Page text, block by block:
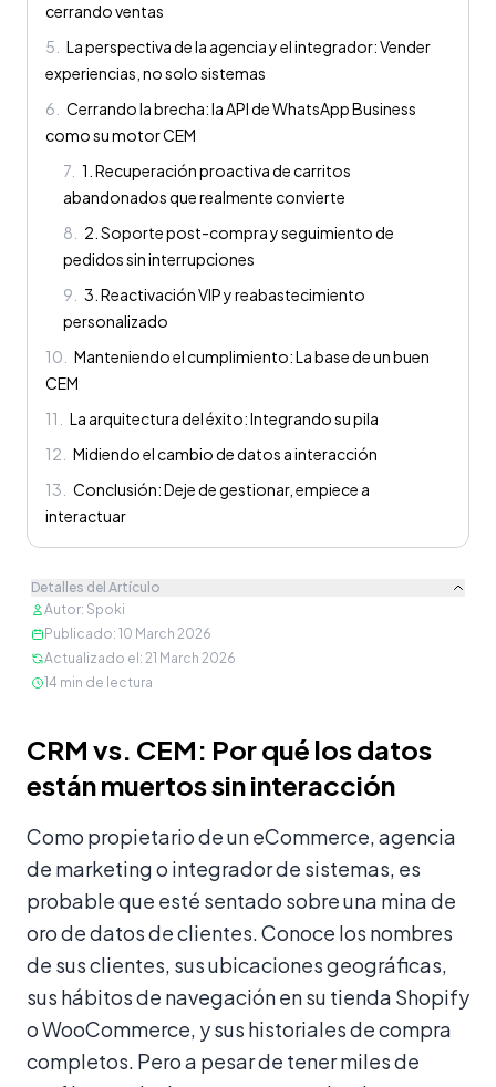
cerrando ventas
5
La perspectiva de la agencia y el integrador: Vender
experiencias, no solo sistemas
6
Cerrando la brecha: la API de WhatsApp Business
como su motor CEM
7 1. Recuperación proactiva de carritos
abandonados que realmente convierte
8
2. Soporte post-compra y seguimiento de
pedidos sin interrupciones
9
3. Reactivación VIP y reabastecimiento
personalizado
10
Manteniendo el cumplimiento: La base de un buen
CEM
11
La arquitectura del éxito: Integrando su pila
12
Midiendo el cambio de datos a interacción
13
Conclusión: Deje de gestionar, empiece a
interactuar
Detalles del Artículo
Autor: Spoki
Publicado: 10 March 2026
Actualizado el : 21 March 2026
14 min de lectura
CRM vs. CEM: Por qué los datos
están muertos sin interacción
Como propietario de un eCommerce, agencia
de marketing o integrador de sistemas, es
probable que esté sentado sobre una mina de
oro de datos de clientes. Conoce los nombres
de sus clientes, sus ubicaciones geográficas,
sus hábitos de navegación en su tienda Shopify
o WooCommerce, y sus historiales de compra
completos. Pero a pesar de tener miles de